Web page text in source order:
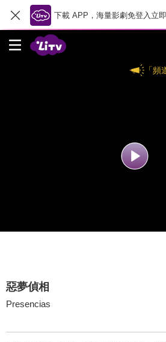
下載 APP，海量影劇免登入立
「
惡夢偵相
Presencias